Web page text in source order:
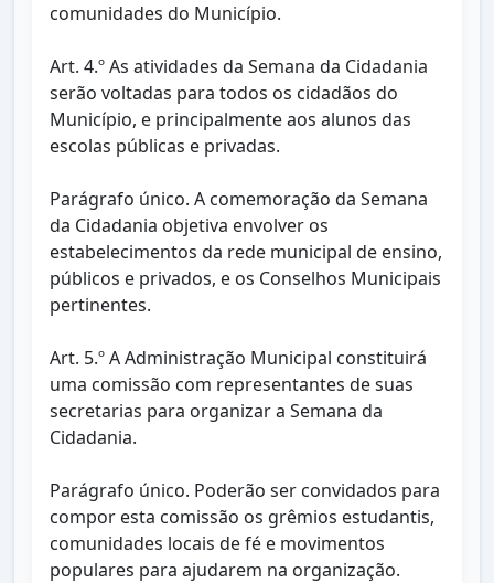
comunidades do Município.
Art. 4.º As atividades da Semana da Cidadania
serão voltadas para todos os cidadãos do
Município, e principalmente aos alunos das
escolas públicas e privadas.
Parágrafo único. A comemoração da Semana
da Cidadania objetiva envolver os
estabelecimentos da rede municipal de ensino,
públicos e privados, e os Conselhos Municipais
pertinentes.
Art. 5.º A Administração Municipal constituirá
uma comissão com representantes de suas
secretarias para organizar a Semana da
Cidadania.
Parágrafo único. Poderão ser convidados para
compor esta comissão os grêmios estudantis,
comunidades locais de fé e movimentos
populares para ajudarem na organização.